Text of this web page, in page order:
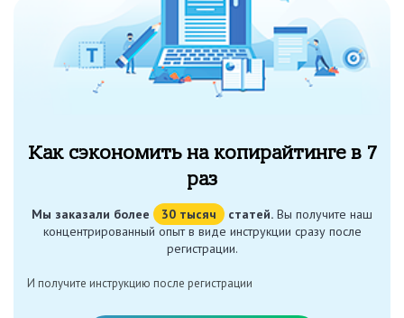
Как сэкономить на копирайтинге в 7
раз
Мы заказали более 30 тысяч статей. Вы получите наш
концентрированный опыт в виде инструкции сразу после
регистрации.
И получите инструкцию после регистрации